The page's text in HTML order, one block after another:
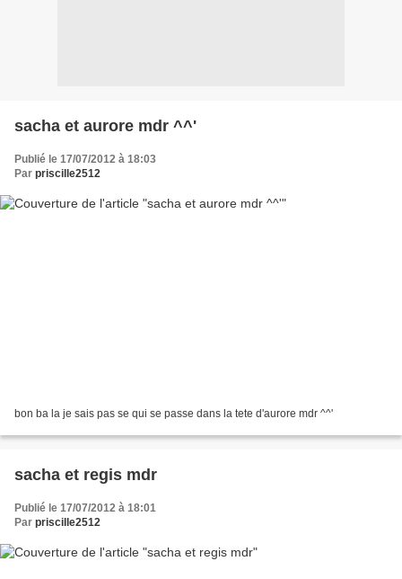
sacha et aurore mdr ^^'
Publié le 17/07/2012 à 18:03
Par priscille2512
bon ba la je sais pas se qui se passe dans la tete d'aurore mdr ^^'
sacha et regis mdr
Publié le 17/07/2012 à 18:01
Par priscille2512